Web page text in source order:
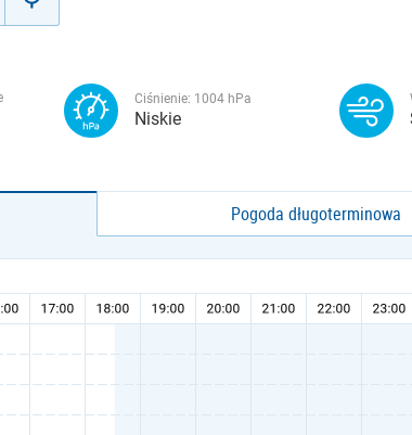
Ciśnienie: 1004 hPa
Niskie
Pogoda długoterminowa